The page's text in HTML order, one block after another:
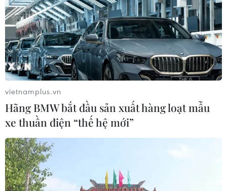
vietnamplus.vn
Hãng BMW bắt đầu sản xuất hàng loạt mẫu
xe thuần điện “thế hệ mới”